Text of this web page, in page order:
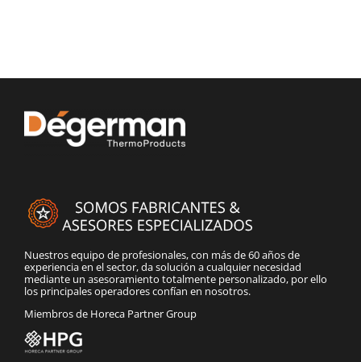
Nuestros equipo de profesionales, con más de 60 años de
experiencia en el sector, da solución a cualquier necesidad
mediante un asesoramiento totalmente personalizado, por ello
los principales operadores confían en nosotros.
Miembros de Horeca Partner Group